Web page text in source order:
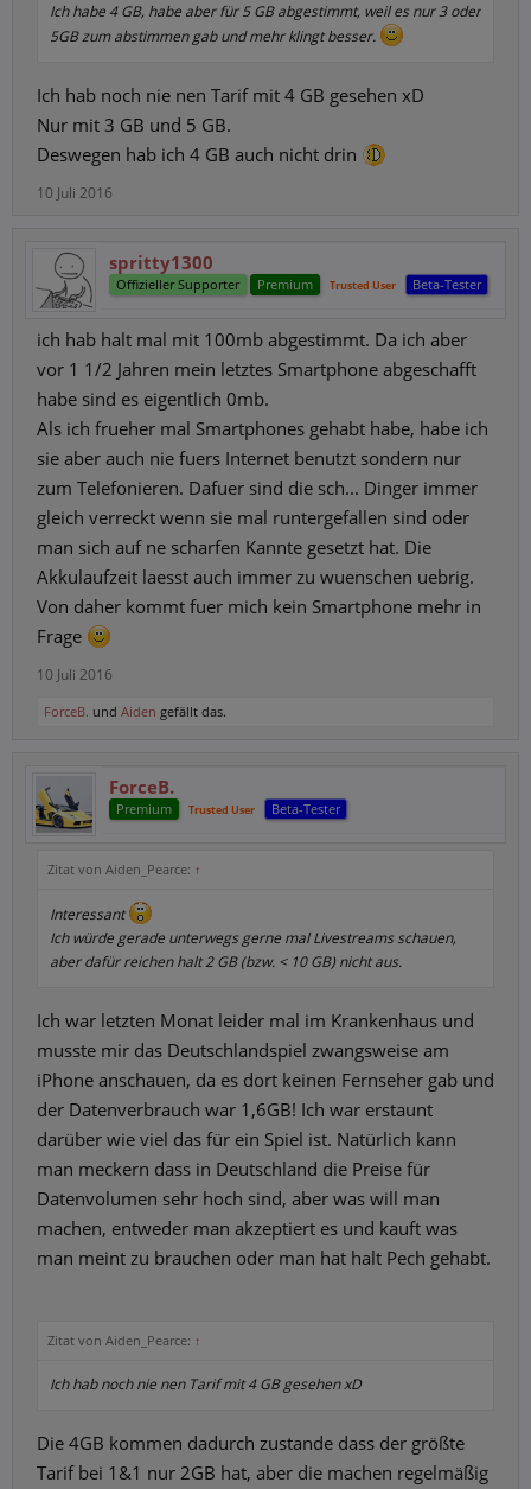
Ich habe 4 GB, habe aber für 5 GB abgestimmt, weil es nur 3 oder
5GB zum abstimmen gab und mehr klingt besser.
Ich hab noch nie nen Tarif mit 4 GB gesehen xD
Nur mit 3 GB und 5 GB.
Deswegen hab ich 4 GB auch nicht drin
10 Juli 2016
spritty1300
Offizieller Supporter Premium Trusted User Beta-Tester
ich hab halt mal mit 100mb abgestimmt. Da ich aber
vor 1 1/2 Jahren mein letztes Smartphone abgeschafft
habe sind es eigentlich 0mb.
Als ich frueher mal Smartphones gehabt habe, habe ich
sie aber auch nie fuers Internet benutzt sondern nur
zum Telefonieren. Dafuer sind die sch... Dinger immer
gleich verreckt wenn sie mal runtergefallen sind oder
man sich auf ne scharfen Kannte gesetzt hat. Die
Akkulaufzeit laesst auch immer zu wuenschen uebrig.
Von daher kommt fuer mich kein Smartphone mehr in
Frage
10 Juli 2016
ForceB. und Aiden gefällt das.
ForceB.
Premium Trusted User Beta-Tester
Zitat von Aiden_Pearce: ↑
Interessant
Ich würde gerade unterwegs gerne mal Livestreams schauen,
aber dafür reichen halt 2 GB (bzw. < 10 GB) nicht aus.
Ich war letzten Monat leider mal im Krankenhaus und
musste mir das Deutschlandspiel zwangsweise am
iPhone anschauen, da es dort keinen Fernseher gab und
der Datenverbrauch war 1,6GB! Ich war erstaunt
darüber wie viel das für ein Spiel ist. Natürlich kann
man meckern dass in Deutschland die Preise für
Datenvolumen sehr hoch sind, aber was will man
machen, entweder man akzeptiert es und kauft was
man meint zu brauchen oder man hat halt Pech gehabt.
Zitat von Aiden_Pearce: ↑
Ich hab noch nie nen Tarif mit 4 GB gesehen xD
Die 4GB kommen dadurch zustande dass der größte
Tarif bei 1&1 nur 2GB hat, aber die machen regelmäßig